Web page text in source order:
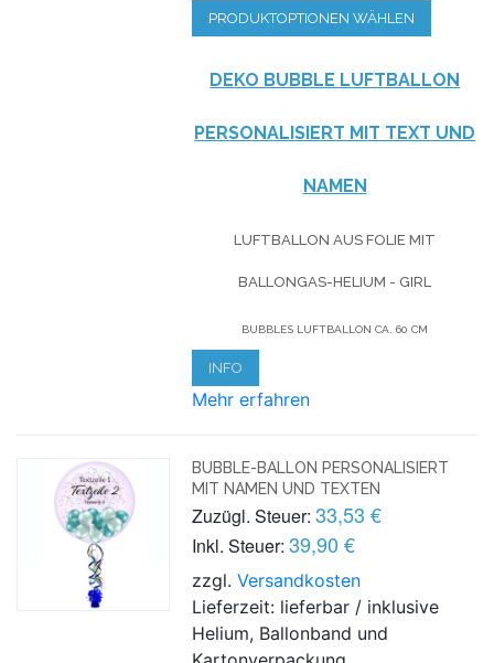
PRODUKTOPTIONEN WÄHLEN
DEKO BUBBLE LUFTBALLON
PERSONALISIERT MIT TEXT UND
NAMEN
LUFTBALLON AUS FOLIE MIT
BALLONGAS-HELIUM - GIRL
BUBBLES LUFTBALLON CA. 60 CM
INFO
Mehr erfahren
BUBBLE-BALLON PERSONALISIERT
MIT NAMEN UND TEXTEN
Zuzügl. Steuer: 33,53 €
Inkl. Steuer: 39,90 €
zzgl.Versandkosten
Lieferzeit: lieferbar / inklusive
Helium, Ballonband und